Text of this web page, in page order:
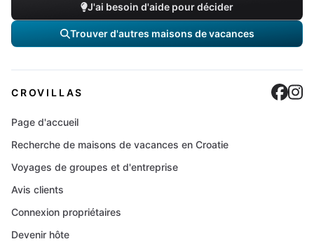
J'ai besoin d'aide pour décider
Trouver d'autres maisons de vacances
CROVILLAS
Page d'accueil
Recherche de maisons de vacances en Croatie
Voyages de groupes et d'entreprise
Avis clients
Connexion propriétaires
Devenir hôte